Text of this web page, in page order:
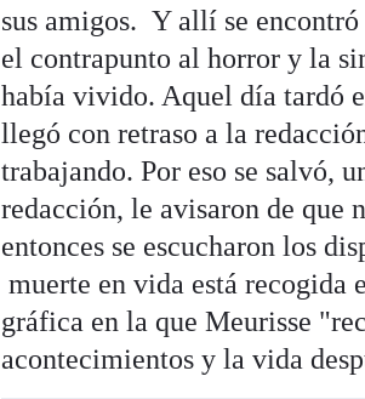
sus amigos. Y allí se
el contrapunto al horror y la
había vivido. Aquel día tardó
llegó con retraso a la
trabajando. Por eso se salvó,
redacción, le avisaron de que
entonces se escucharon los
muerte en vida está recogida
gráfica en la que Meurisse
acontecimientos y la vida